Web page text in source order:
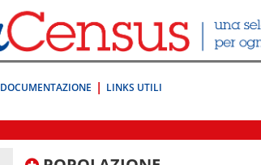
DOCUMENTAZIONE LINKS UTILI